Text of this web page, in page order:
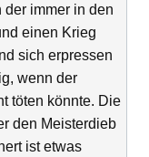
immer in den
einen Krieg
sich erpressen
wenn der
töten könnte. Die
den Meisterdieb
ist etwas